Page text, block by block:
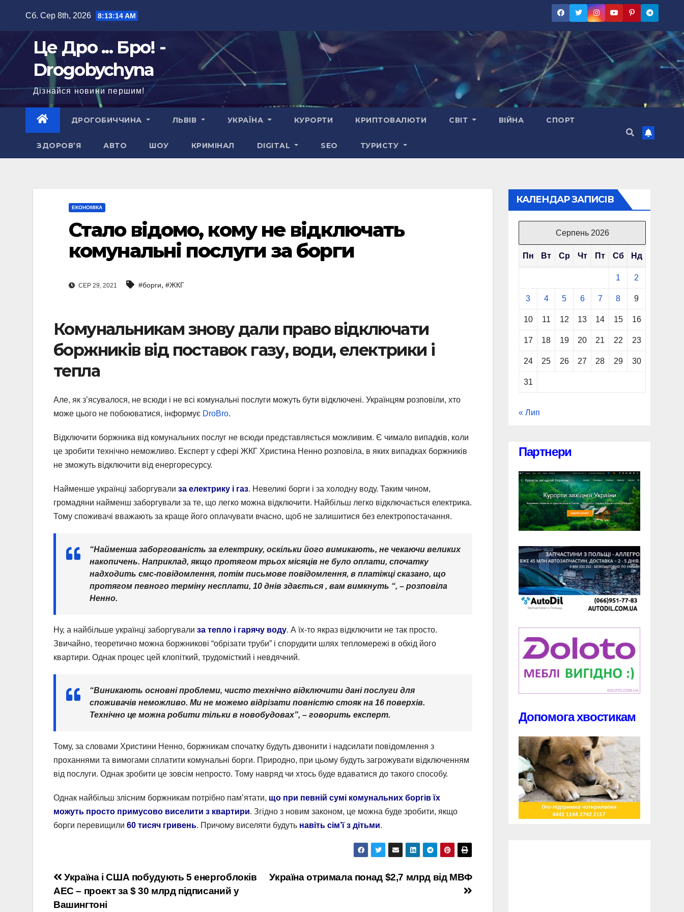
Сб. Сер 8th, 2026 8:13:15 AM
Це Дро ... Бро! -
Drogobychyna
Дізнайся новини першим!
ДРОГОБИЧЧИНА ЛЬВІВ УКРАЇНА КУРОРТИ КРИПТОВАЛЮТИ СВІТ ВІЙНА СПОРТ
ЗДОРОВ’Я АВТО ШОУ КРИМІНАЛ DIGITAL SEO ТУРИСТУ
ЕКОНОМІКА
Стало відомо, кому не відключать
комунальні послуги за борги
СЕР 29, 2021 #борги, #ЖКГ
Комунальникам знову дали право відключати
боржників від поставок газу, води, електрики і
тепла
Але, як з’ясувалося, не всюди і не всі комунальні послуги можуть бути відключені. Українцям розповіли, хто
може цього не побоюватися, інформує DroBro.
Відключити боржника від комунальних послуг не всюди представляється можливим. Є чимало випадків, коли
це зробити технічно неможливо. Експерт у сфері ЖКГ Христина Ненно розповіла, в яких випадках боржників
не зможуть відключити від енергоресурсу.
Найменше українці заборгували за електрику і газ. Невеликі борги і за холодну воду. Таким чином,
громадяни найменш заборгували за те, що легко можна відключити. Найбільш легко відключається електрика.
Тому споживачі вважають за краще його оплачувати вчасно, щоб не залишитися без електропостачання.
“Найменша заборгованість за електрику, оскільки його вимикають, не чекаючи великих
накопичень. Наприклад, якщо протягом трьох місяців не було оплати, спочатку
надходить смс-повідомлення, потім письмове повідомлення, в платіжці сказано, що
протягом певного терміну несплати, 10 днів здається , вам вимкнуть “, – розповіла
Ненно.
Ну, а найбільше українці заборгували за тепло і гарячу воду. А їх-то якраз відключити не так просто.
Звичайно, теоретично можна боржникові “обрізати труби” і спорудити шлях тепломережі в обхід його
квартири. Однак процес цей клопіткий, трудомісткий і невдячний.
“Виникають основні проблеми, чисто технічно відключити дані послуги для
споживачів неможливо. Ми не можемо відрізати повністю стояк на 16 поверхів.
Технічно це можна робити тільки в новобудовах”, – говорить експерт.
Тому, за словами Христини Ненно, боржникам спочатку будуть дзвонити і надсилати повідомлення з
проханнями та вимогами сплатити комунальні борги. Природно, при цьому будуть загрожувати відключенням
від послуги. Однак зробити це зовсім непросто. Тому навряд чи хтось буде вдаватися до такого способу.
Однак найбільш злісним боржникам потрібно пам’ятати, що при певній сумі комунальних боргів їх
можуть просто примусово виселити з квартири. Згідно з новим законом, це можна буде зробити, якщо
борги перевищили 60 тисяч гривень. Причому виселяти будуть навіть сім’ї з дітьми.
Навігація
записів
Україна отримала понад $2,7 млрд від МВФ
Україна і США побудують 5 енергоблоків
АЕС – проект за $ 30 млрд підписаний у
Вашингтоні
КАЛЕНДАР ЗАПИСІВ
Серпень 2026
Пн Вт Ср Чт Пт Сб Нд
1 2
3 4 5 6 7 8 9
10 11 12 13 14 15 16
17 18 19 20 21 22 23
24 25 26 27 28 29 30
31
« Лип
Партнери
Допомога хвостикам